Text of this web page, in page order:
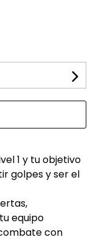
1 y tu objetivo
golpes y ser el
equipo
con